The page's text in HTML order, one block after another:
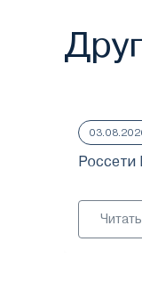
Россети